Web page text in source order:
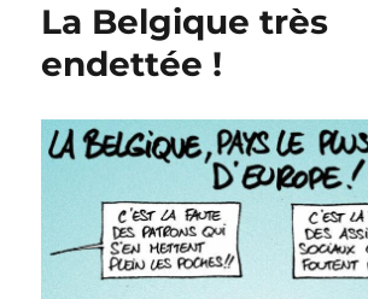
La Belgique très
endettée !